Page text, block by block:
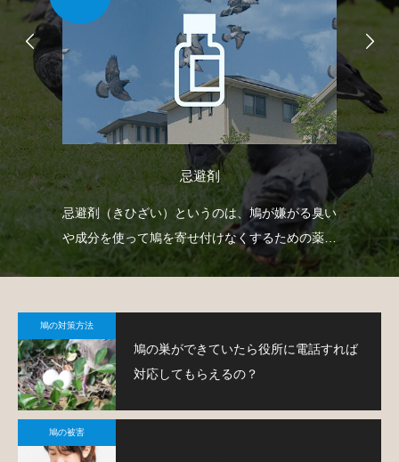
忌避剤
忌避剤（きひざい）というのは、鳩が嫌がる臭い
や成分を使って鳩を寄せ付けなくするための薬剤
で、様々なタイプのものがあります。
鳩の対策方法
鳩の巣ができていたら役所に電話すれば
対応してもらえるの？
鳩の被害